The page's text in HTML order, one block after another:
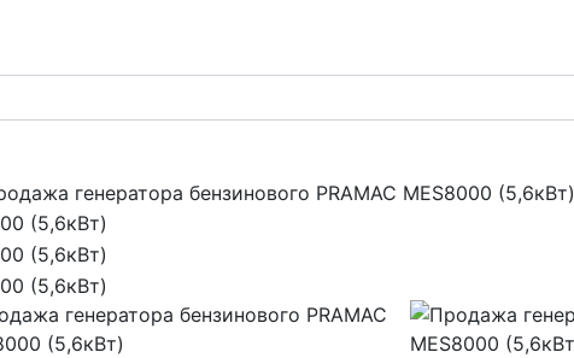
генератора бензинового PRAMAC MES8000 (5,6кВт)